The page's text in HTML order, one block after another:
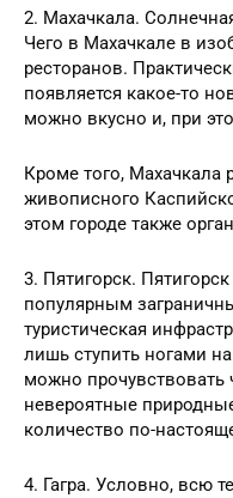
2. Махачкала.
Чего в Махачкале в
ресторанов.
появляется какое-то
можно вкусно и, при
Кроме того, Махачкала
живописного
этом городе также
3. Пятигорск.
популярным
туристическая
лишь ступить ногами на
можно прочувствовать
невероятные
количество по-
4. Гагра. Условно, всю